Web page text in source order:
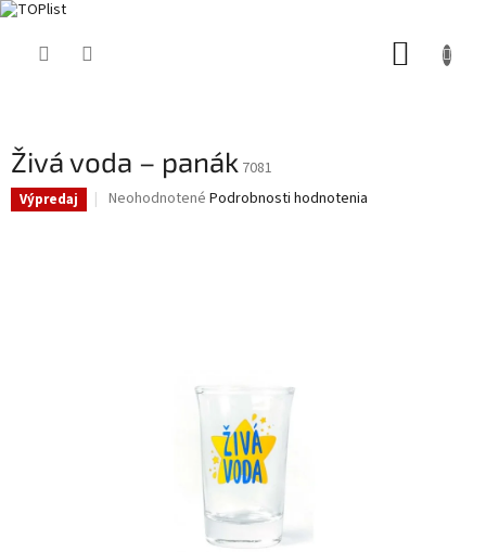
Živá voda – panák 7081
Výpredaj
Priemerné
Neohodnotené Podrobnosti hodnotenia